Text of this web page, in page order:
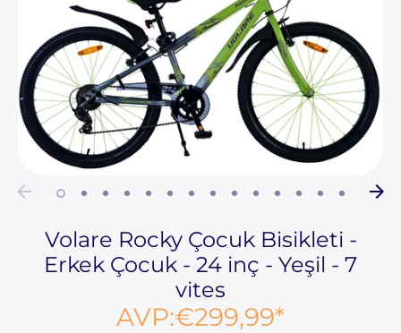
Şirketler için
Volare Rocky Çocuk Bisikleti -
Erkek Çocuk - 24 inç - Yeşil - 7
vites
AVP:€299,99*